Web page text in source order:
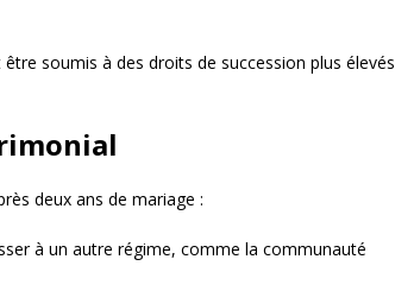
soumis à des droits de succession plus élevés
deux ans de mariage :
à un autre régime, comme la communauté